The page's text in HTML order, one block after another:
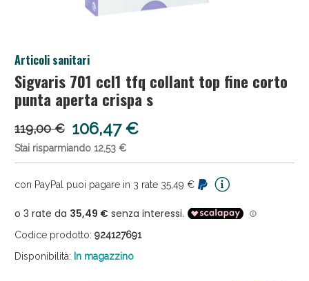
Articoli sanitari
Sigvaris 701 ccl1 tfq collant top fine corto
punta aperta crispa s
119,00 € 106,47 €
Stai risparmiando 12,53 €
con PayPal puoi pagare in 3 rate 35,49 €
Codice prodotto: 924127691
Disponibilità: In magazzino
Sconto fino al 55% disponibile oggi!